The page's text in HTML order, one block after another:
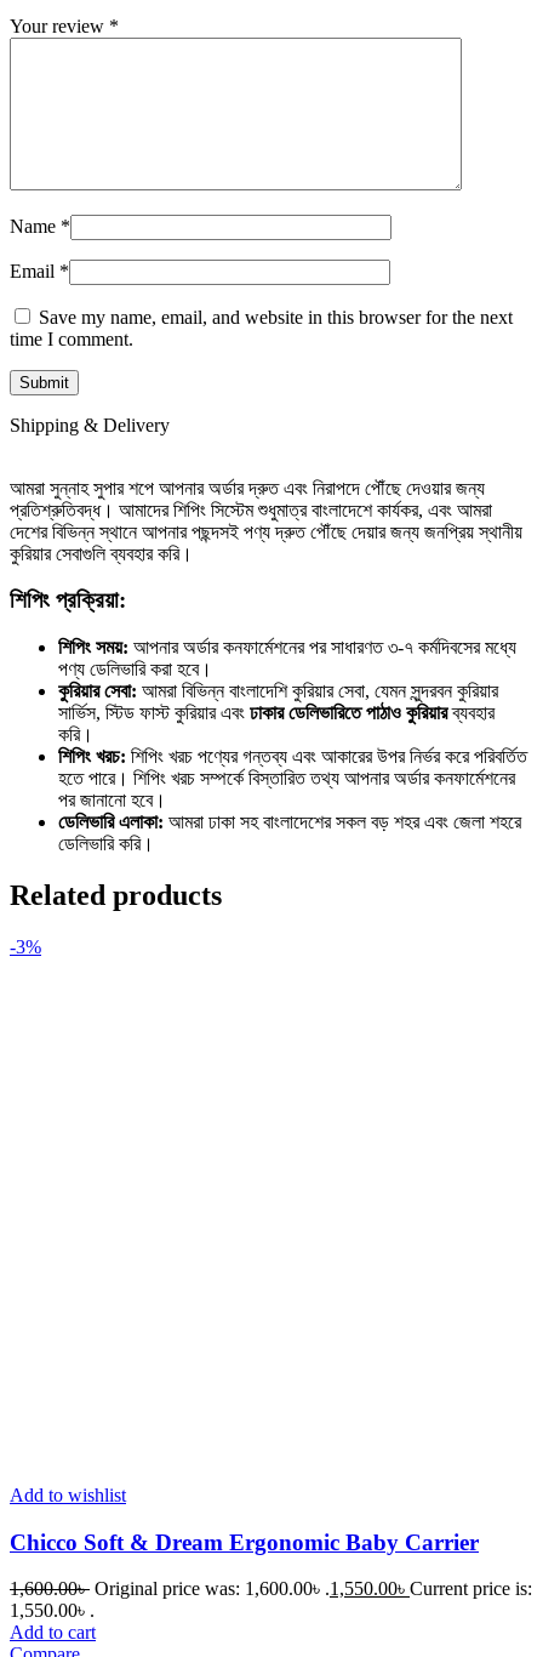
Your review *
Name *
Email *
Save my name, email, and website in this browser for the next
time I comment.
Shipping & Delivery
আমরা সুন্নাহ সুপার শপে আপনার অর্ডার দ্রুত এবং নিরাপদে পৌঁছে দেওয়ার জন্য
প্রতিশ্রুতিবদ্ধ। আমাদের শিপিং সিস্টেম শুধুমাত্র বাংলাদেশে কার্যকর, এবং আমরা
দেশের বিভিন্ন স্থানে আপনার পছন্দসই পণ্য দ্রুত পৌঁছে দেয়ার জন্য জনপ্রিয় স্থানীয়
কুরিয়ার সেবাগুলি ব্যবহার করি।
শিপিং প্রক্রিয়া:
শিপিং সময়: আপনার অর্ডার কনফার্মেশনের পর সাধারণত ৩-৭ কর্মদিবসের মধ্যে
পণ্য ডেলিভারি করা হবে।
কুরিয়ার সেবা: আমরা বিভিন্ন বাংলাদেশি কুরিয়ার সেবা, যেমন সুন্দরবন কুরিয়ার
সার্ভিস, স্টিড ফাস্ট কুরিয়ার এবং ঢাকার ডেলিভারিতে পাঠাও কুরিয়ারব্যবহার
করি।
শিপিং খরচ: শিপিং খরচ পণ্যের গন্তব্য এবং আকারের উপর নির্ভর করে পরিবর্তিত
হতে পারে। শিপিং খরচ সম্পর্কে বিস্তারিত তথ্য আপনার অর্ডার কনফার্মেশনের
পর জানানো হবে।
ডেলিভারি এলাকা: আমরা ঢাকা সহ বাংলাদেশের সকল বড় শহর এবং জেলা শহরে
ডেলিভারি করি।
Related products
-3%
Add to wishlist
Chicco Soft & Dream Ergonomic Baby Carrier
1,600.00৳ Original price was: 1,600.00৳ .1,550.00৳ Current price is:
1,550.00৳ .
Add to cart